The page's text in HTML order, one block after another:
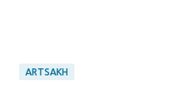
ARTSAKH